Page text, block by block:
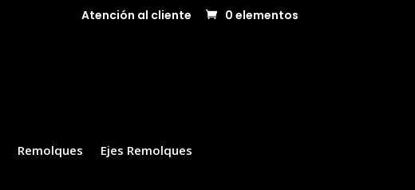
Atención al cliente 0 elementos
Remolques
Ejes Remolques